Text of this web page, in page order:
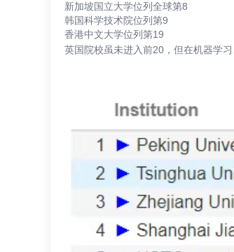
新加坡国立大学位列全球第8
韩国科学技术院位列第9
香港中文大学位列第19
英国院校虽未进入前20，但在机器学